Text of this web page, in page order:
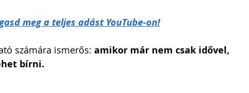
meg a teljes adást YouTube-on!
számára ismerős: amikor már nem csak idővel,
bírni.